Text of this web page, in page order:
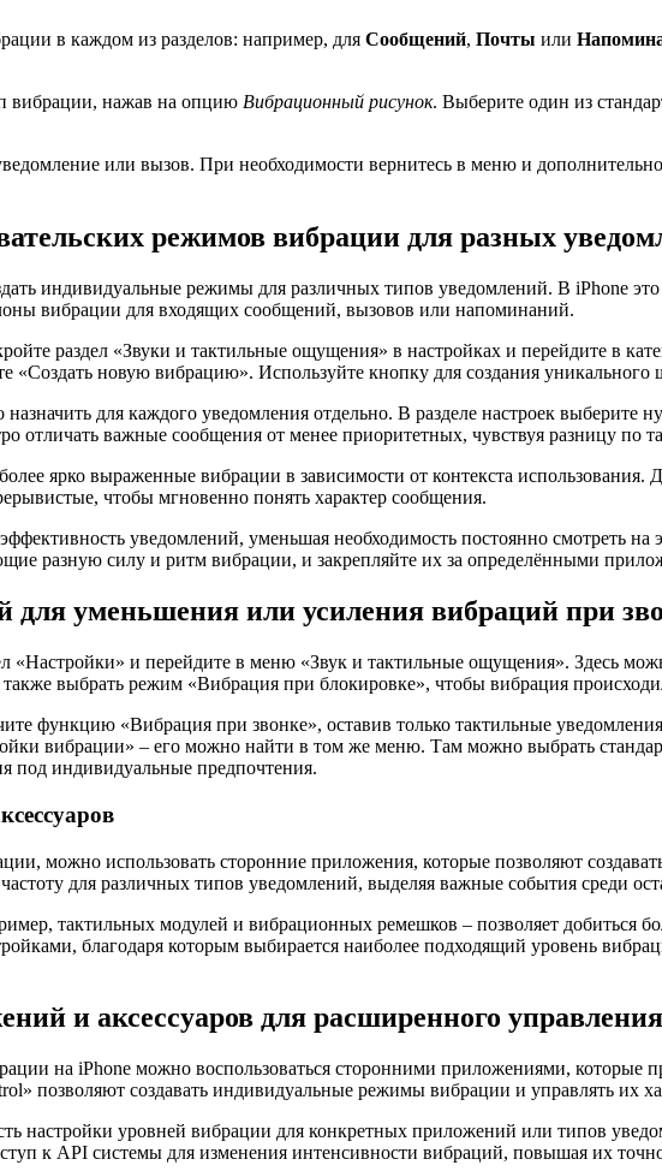
в каждом из разделов: например, для Сообщений, Почты или
вибрации, нажав на опцию Вибрационный рисунок. Выберите один из
или вызов. При необходимости вернитесь в меню и
режимов вибрации для разных
индивидуальные режимы для различных типов уведомлений. В iPhone это
вибрации для входящих сообщений, вызовов или напоминаний.
раздел «Звуки и тактильные ощущения» в настройках и перейдите в
новую вибрацию». Используйте кнопку для создания уникального
для каждого уведомления отдельно. В разделе настроек
отличать важные сообщения от менее приоритетных, чувствуя разницу по
ярко выраженные вибрации в зависимости от контекста
чтобы мгновенно понять характер сообщения.
уведомлений, уменьшая необходимость постоянно смотреть на
разную силу и ритм вибрации, и закрепляйте их за определёнными
для уменьшения или усиления вибраций при
«Настройки» и перейдите в меню «Звук и тактильные ощущения». Здесь
выбрать режим «Вибрация при блокировке», чтобы вибрация
функцию «Вибрация при звонке», оставив только тактильные
вибрации» – его можно найти в том же меню. Там можно выбрать
под индивидуальные предпочтения.
можно использовать сторонние приложения, которые позволяют
для различных типов уведомлений, выделяя важные события среди
тактильных модулей и вибрационных ремешков – позволяет добиться
благодаря которым выбирается наиболее подходящий уровень
и аксессуаров для расширенного
на iPhone можно воспользоваться сторонними приложениями,
позволяют создавать индивидуальные режимы вибрации и управлять их
настройки уровней вибрации для конкретных приложений или типов
к API системы для изменения интенсивности вибраций, повышая их